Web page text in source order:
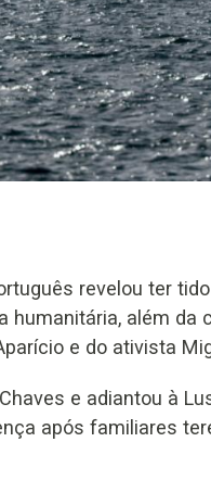
revelou ter
além da
e do ativista
e adiantou à
após familiares